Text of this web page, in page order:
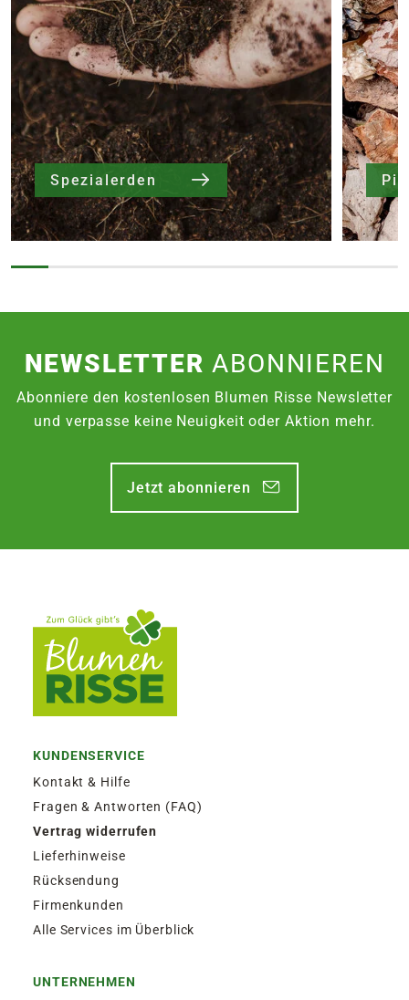
Spezialerden
NEWSLETTER ABONNIEREN
Abonniere den kostenlosen Blumen Risse Newsletter
und verpasse keine Neuigkeit oder Aktion mehr.
Jetzt abonnieren
KUNDENSERVICE
Kontakt & Hilfe
Fragen & Antworten (FAQ)
Vertrag widerrufen
Lieferhinweise
Rücksendung
Firmenkunden
Alle Services im Überblick
UNTERNEHMEN